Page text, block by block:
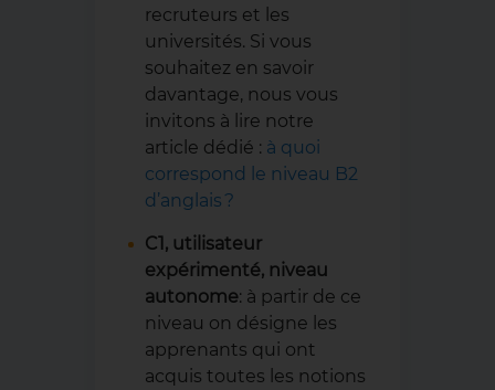
recruteurs et les
universités. Si vous
souhaitez en savoir
davantage, nous vous
invitons à lire notre
article dédié : à quoi
correspond le niveau B2
d’anglais ?
C1, utilisateur
expérimenté, niveau
autonome: à partir de ce
niveau on désigne les
apprenants qui ont
acquis toutes les notions